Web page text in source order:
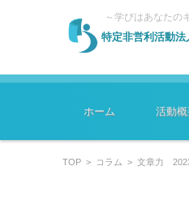
特定非営利活動法
～学びはあなたの
コンテンツに移動
ホーム 活動
TOP > コラム > 文章力